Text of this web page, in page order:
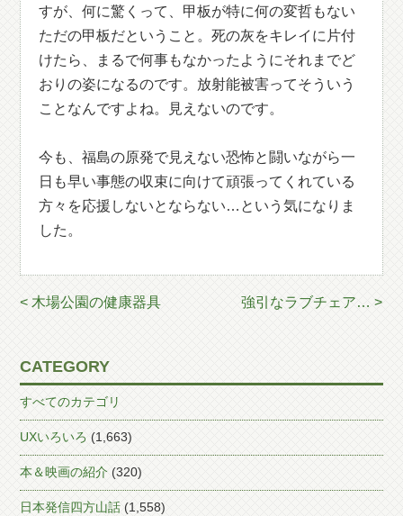
すが、何に驚くって、甲板が特に何の変哲もない
ただの甲板だということ。死の灰をキレイに片付
けたら、まるで何事もなかったようにそれまでど
おりの姿になるのです。放射能被害ってそういう
ことなんですよね。見えないのです。
今も、福島の原発で見えない恐怖と闘いながら一
日も早い事態の収束に向けて頑張ってくれている
方々を応援しないとならない…という気になりま
した。
< 木場公園の健康器具 強引なラブチェア… >
CATEGORY
すべてのカテゴリ
UXいろいろ (1,663)
本＆映画の紹介 (320)
日本発信四方山話 (1,558)